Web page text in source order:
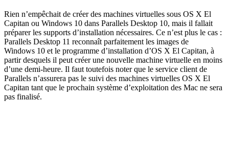
Rien n’empêchait de créer des machines virtuelles sous OS X El
Capitan ou Windows 10 dans Parallels Desktop 10, mais il fallait
préparer les supports d’installation nécessaires. Ce n’est plus le cas :
Parallels Desktop 11 reconnaît parfaitement les images de
Windows 10 et le programme d’installation d’OS X El Capitan, à
partir desquels il peut créer une nouvelle machine virtuelle en moins
d’une demi-heure. Il faut toutefois noter que le service client de
Parallels n’assurera pas le suivi des machines virtuelles OS X El
Capitan tant que le prochain système d’exploitation des Mac ne sera
pas finalisé.